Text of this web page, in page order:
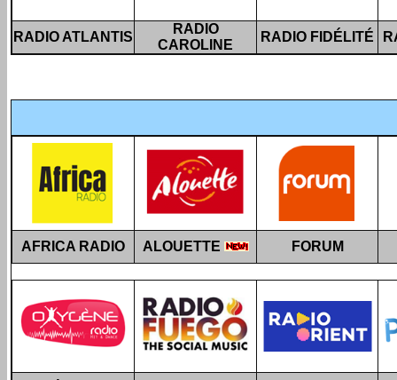
RADIO ATLANTIS
RADIO
CAROLINE
RADIO FIDÉLITÉ
AFRICA RADIO ALOUETTE FORUM